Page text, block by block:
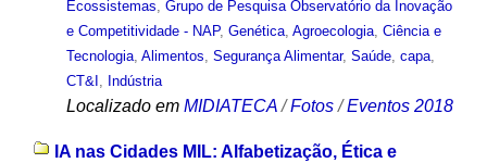
Ecossistemas Grupo de Pesquisa Observatório da Inovação
e Competitividade - NAP, Genética, Agroecologia, Ciência e
Tecnologia, Alimentos Segurança Alimentar, Saúde, capa,
CT&I
Indústria
Localizado em MIDIATECA /Fotos /Eventos 2018
IA nas Cidades MIL: Alfabetização, Ética e